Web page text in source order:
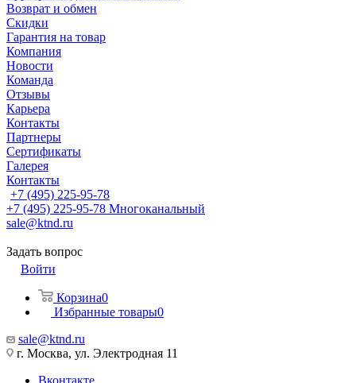
Возврат и обмен
Скидки
Гарантия на товар
Компания
Новости
Команда
Отзывы
Карьера
Контакты
Партнеры
Сертификаты
Галерея
Контакты
+7 (495) 225-95-78
+7 (495) 225-95-78 Многоканальный
sale@ktnd.ru
Задать вопрос
Войти
Корзина0
Избранные товары0
sale@ktnd.ru
г. Москва, ул. Электродная 11
Вконтакте